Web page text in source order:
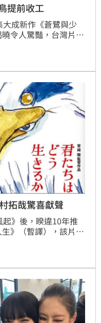
提前收工
成新作《蒼鷺與少
令人驚豔，台灣片商
「真人」，更有金馬
拓哉驚喜獻聲
》後，睽違10年推
》（暫譯），該片昨
片在日本上映後，官
度和宮崎駿合作。